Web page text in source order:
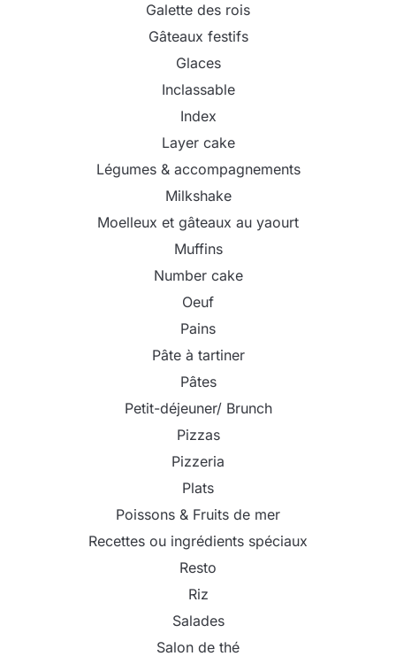
Galette des rois
Gâteaux festifs
Glaces
Inclassable
Index
Layer cake
Légumes & accompagnements
Milkshake
Moelleux et gâteaux au yaourt
Muffins
Number cake
Oeuf
Pains
Pâte à tartiner
Pâtes
Petit-déjeuner/ Brunch
Pizzas
Pizzeria
Plats
Poissons & Fruits de mer
Recettes ou ingrédients spéciaux
Resto
Riz
Salades
Salon de thé